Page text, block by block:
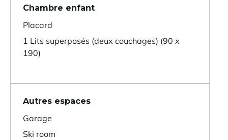
Chambre enfant
Placard
1 Lits superposés (deux couchages) (90 x
190)
Autres espaces
Garage
Ski room